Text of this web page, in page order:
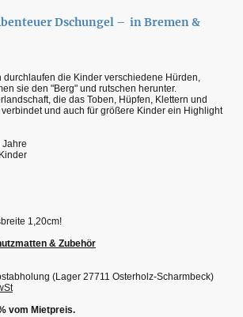
Dschungel – in Bremen &
durchlaufen die Kinder verschiedene Hürden,
sie den "Berg" und rutschen herunter.
die das Toben, Hüpfen, Klettern und
und auch für größere Kinder ein Highlight
1,20cm!
& Zubehör
(Lager 27711 Osterholz-Scharmbeck)
vom Mietpreis.